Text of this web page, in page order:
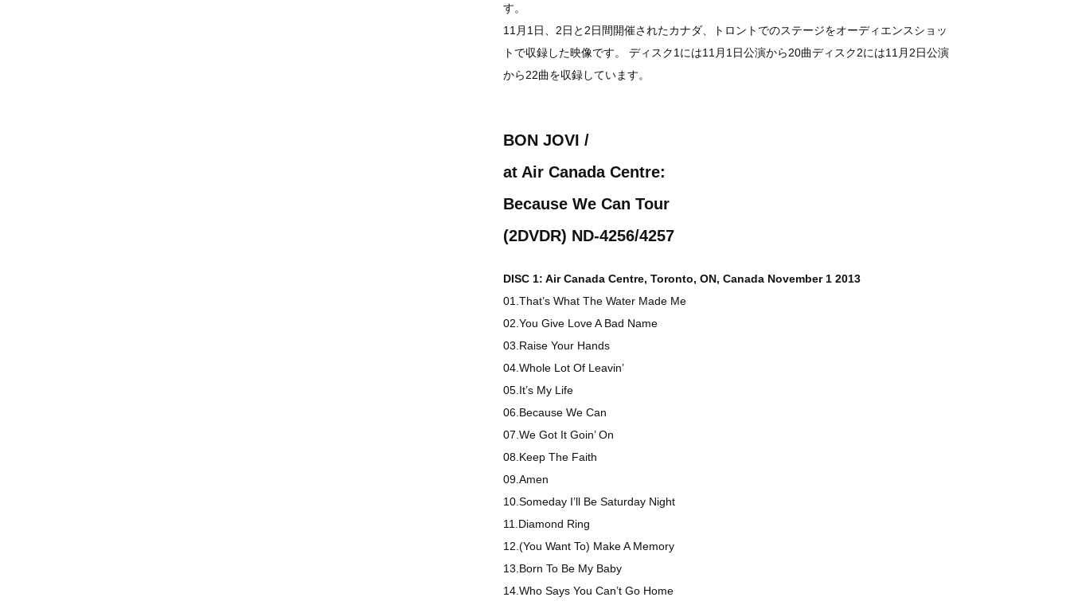
す。
11月1日、2日と2日間開催されたカナダ、トロントでのステージをオーディエンスショッ
トで収録した映像です。 ディスク1には11月1日公演から20曲ディスク2には11月2日公演
から22曲を収録しています。
BON JOVI /
at Air Canada Centre:
Because We Can Tour
(2DVDR) ND-4256/4257
DISC 1: Air Canada Centre, Toronto, ON, Canada November 1 2013
01.That’s What The Water Made Me
02.You Give Love A Bad Name
03.Raise Your Hands
04.Whole Lot Of Leavin’
05.It’s My Life
06.Because We Can
07.We Got It Goin’ On
08.Keep The Faith
09.Amen
10.Someday I’ll Be Saturday Night
11.Diamond Ring
12.(You Want To) Make A Memory
13.Born To Be My Baby
14.Who Says You Can’t Go Home